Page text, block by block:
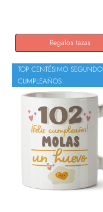
Regalos tazas
TOP CENTÉSIMO SEGUNDO
CUMPLEAÑOS